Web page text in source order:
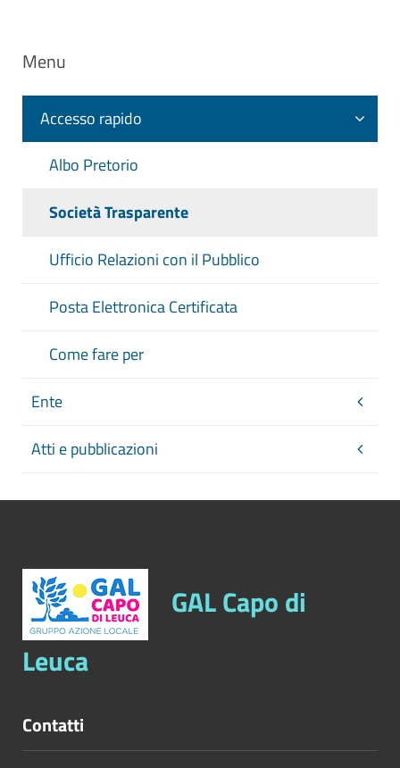
Obblighi di pubblicazione dei dati
relativi agli enti pubblici vigilati, e agli
enti di diritto privato in controllo
pubblico, nonché alle partecipazioni in
Gestione del personale
Menu
Accesso rapido
Albo Pretorio
Società Trasparente
Ufficio Relazioni con il Pubblico
Posta Elettronica Certificata
Come fare per
Ente
Atti e pubblicazioni
GAL Capo di
Leuca
Contatti